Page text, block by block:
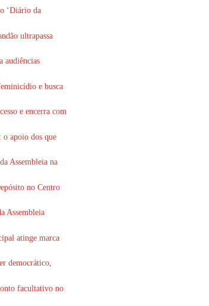
‘Diário da
ultrapassa
audiências
e busca
e encerra com
apoio dos que
Assembleia na
no Centro
Assembleia
atinge marca
democrático,
facultativo no